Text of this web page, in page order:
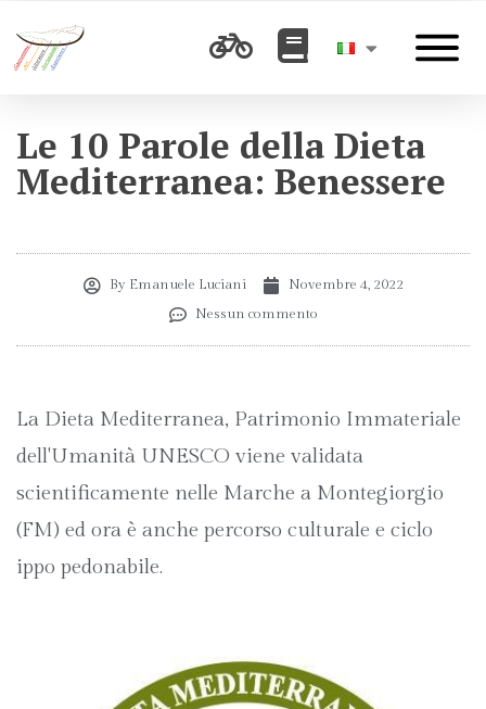
Le 10 Parole della Dieta
Mediterranea: Benessere
By Emanuele Luciani
Novembre 4, 2022
Nessun commento
La Dieta Mediterranea, Patrimonio Immateriale
dell'Umanità UNESCO viene validata
scientificamente nelle Marche a Montegiorgio
(FM) ed ora è anche percorso culturale e ciclo
ippo pedonabile.